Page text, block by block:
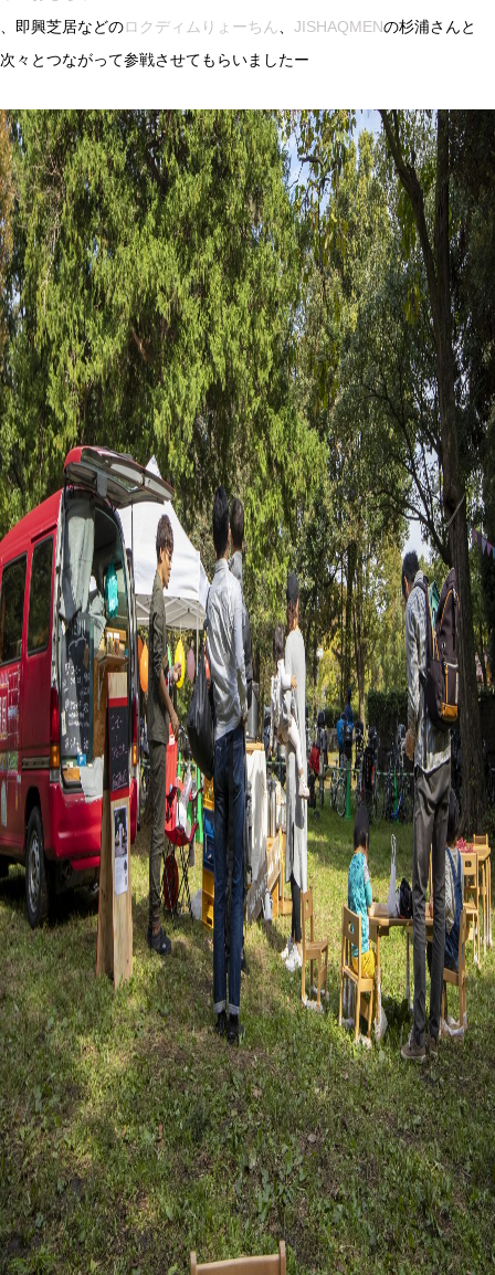
、即興芝居などのロクディムりょーちん JISHAQMENの杉浦さんと
次々とつながって参戦させてもらいましたー